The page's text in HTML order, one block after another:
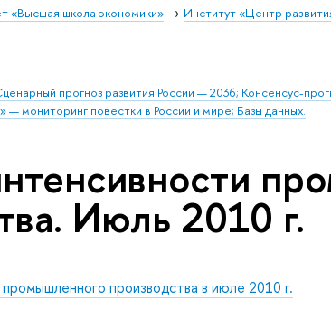
«Высшая школа экономики» Институт «Центр
прогноз развития России — 2036; Консенсус-
мониторинг повестки в России и мире; Базы данных.
Июль 2010 г.
производства в июле 2010 г.